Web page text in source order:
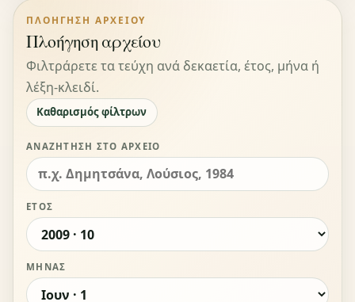
ΠΛΟΉΓΗΣΗ ΑΡΧΕΊΟΥ
Πλοήγηση αρχείου
Φιλτράρετε τα τεύχη ανά δεκαετία, έτος, μήνα ή
λέξη-κλειδί.
Καθαρισμός φίλτρων
ΑΝΑΖΉΤΗΣΗ ΣΤΟ ΑΡΧΕΊΟ
ΈΤΟΣ
ΜΉΝΑΣ